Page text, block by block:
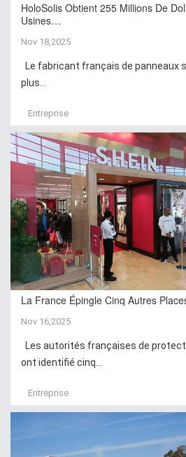
HoloSolis Obtient 255 Millions De
Usines…
Nov 18,2025
Le fabricant français de panneaux
plus...
Entreprise
La France Épingle Cinq Autres
Nov 16,2025
Les autorités françaises de
ont identifié cinq...
Entreprise